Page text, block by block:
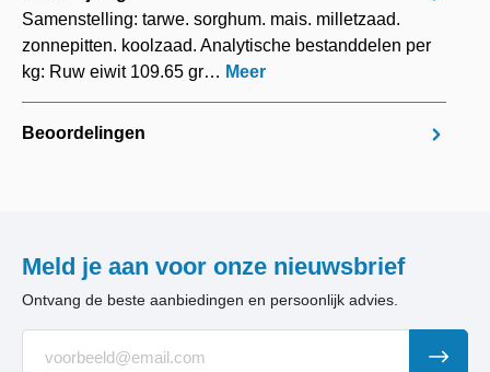
Samenstelling: tarwe. sorghum. mais. milletzaad.
zonnepitten. koolzaad. Analytische bestanddelen per
kg: Ruw eiwit 109.65 gr… Meer
Beoordelingen
Meld je aan voor onze nieuwsbrief
Ontvang de beste aanbiedingen en persoonlijk advies.